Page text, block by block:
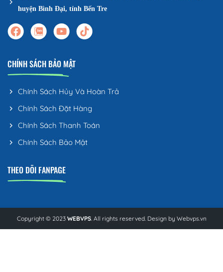
huyện Bình Đại, tỉnh Bến Tre
CHÍNH SÁCH BẢO MẬT
Chính Sách Hủy Và Hoàn Trả
Chính Sách Đặt Hàng
Chính Sách Thanh Toán
Chính Sách Bảo Mật
THEO DÕI FANPAGE
Copyright © 2023 WEBVPS. All rights reserved. Design by Webvps.vn